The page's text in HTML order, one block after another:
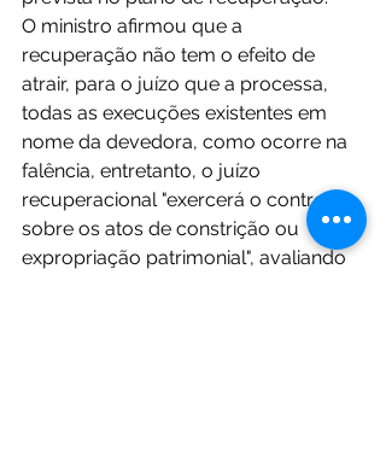
O ministro afirmou que a
recuperação não tem o efeito de
atrair, para o juízo que a processa,
todas as execuções existentes em
nome da devedora, como ocorre na
falência, entretanto, o juízo
recuperacional "exercerá o controle
sobre os atos de constrição ou
expropriação patrimonial", avaliando